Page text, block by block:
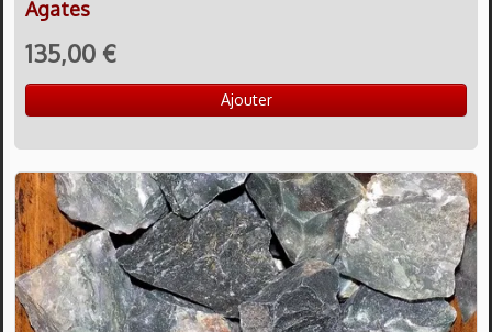
Agates
135,00 €
Ajouter